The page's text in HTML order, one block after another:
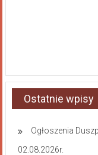
Ostatnie wpisy
Ogłoszenia
02.08.2026r.